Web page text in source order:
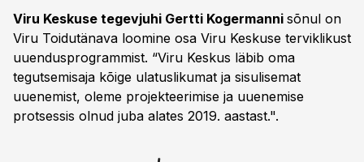
Viru Keskuse tegevjuhi Gertti Kogermanni sõnul on
Viru Toidutänava loomine osa Viru Keskuse terviklikust
uuendusprogrammist. “Viru Keskus läbib oma
tegutsemisaja kõige ulatuslikumat ja sisulisemat
uuenemist, oleme projekteerimise ja uuenemise
protsessis olnud juba alates 2019. aastast.".